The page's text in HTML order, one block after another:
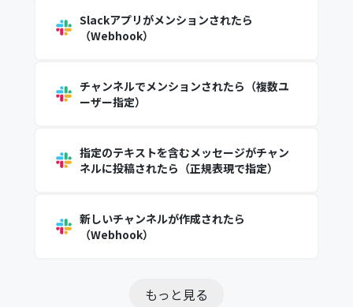
Slackアプリがメンションされたら
（Webhook）
チャンネルでメンションされたら（複数ユ
ーザー指定）
指定のテキストを含むメッセージがチャン
ネルに投稿されたら（正規表現で指定）
新しいチャンネルが作成されたら
（Webhook）
もっと見る